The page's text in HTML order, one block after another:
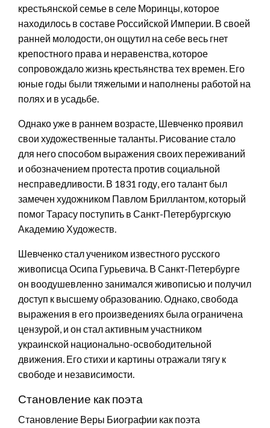
крестьянской семье в селе Моринцы, которое
находилось в составе Российской Империи. В своей
ранней молодости, он ощутил на себе весь гнет
крепостного права и неравенства, которое
сопровождало жизнь крестьянства тех времен. Его
юные годы были тяжелыми и наполнены работой на
полях и в усадьбе.
Однако уже в раннем возрасте, Шевченко проявил
свои художественные таланты. Рисование стало
для него способом выражения своих переживаний
и обозначением протеста против социальной
несправедливости. В 1831 году, его талант был
замечен художником Павлом Бриллантом, который
помог Тарасу поступить в Санкт-Петербургскую
Академию Художеств.
Шевченко стал учеником известного русского
живописца Осипа Гурьевича. В Санкт-Петербурге
он воодушевленно занимался живописью и получил
доступ к высшему образованию. Однако, свобода
выражения в его произведениях была ограничена
цензурой, и он стал активным участником
украинской национально-освободительной
движения. Его стихи и картины отражали тягу к
свободе и независимости.
Становление как поэта
Становление Веры Биографии как поэта